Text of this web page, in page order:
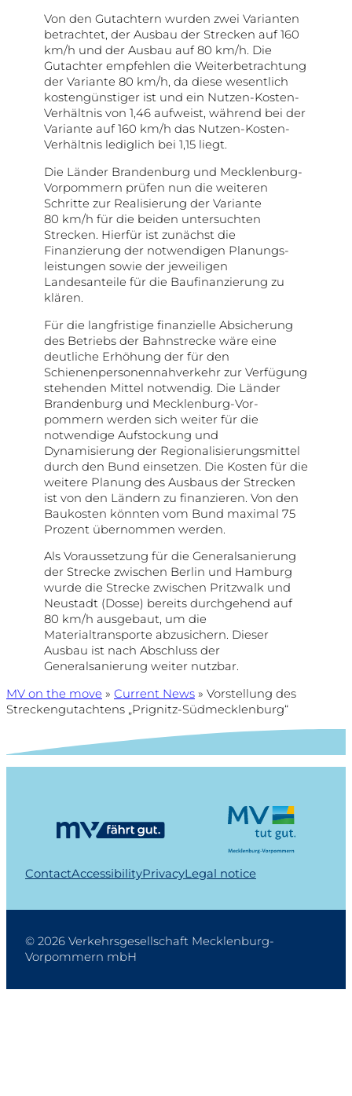
Von den Gutachtern wurden zwei Varianten
betrachtet, der Ausbau der Strecken auf 160
km/h und der Ausbau auf 80 km/h. Die
Gutachter empfehlen die Weiterbetrachtung
der Variante 80 km/h, da diese wesentlich
kostengünstiger ist und ein Nutzen-Kosten-
Verhältnis von 1,46 aufweist, während bei der
Variante auf 160 km/h das Nutzen-Kosten-
Verhältnis lediglich bei 1,15 liegt.
Die Länder Brandenburg und Mecklenburg-
Vorpommern prüfen nun die weiteren
Schritte zur Realisierung der Variante
80 km/h für die beiden untersuchten
Strecken. Hierfür ist zunächst die
Finanzierung der notwendigen Planungs­
leistungen sowie der jeweiligen
Landesanteile für die Bau­finanzierung zu
klären.
Für die langfristige finanzielle Absicherung
des Betriebs der Bahnstrecke wäre eine
deutliche Erhöhung der für den
Schienenpersonennahverkehr zur Verfügung
stehenden Mittel notwendig. Die Länder
Brandenburg und Mecklenburg-Vor­
pommern werden sich weiter für die
notwendige Aufstockung und
Dynamisierung der Regionalisierungsmittel
durch den Bund einsetzen. Die Kosten für die
weitere Planung des Aus­baus der Strecken
ist von den Ländern zu finanzieren. Von den
Baukosten könnten vom Bund maximal 75
Prozent über­nommen werden.
Als Voraussetzung für die Generalsanierung
der Strecke zwischen Berlin und Hamburg
wurde die Strecke zwischen Pritzwalk und
Neustadt (Dosse) bereits durchgehend auf
80 km/h ausgebaut, um die
Materialtransporte abzusichern. Dieser
Ausbau ist nach Abschluss der
Generalsanierung weiter nutzbar.
MV on the move » Current News » Vorstellung des
Streckengutachtens „Prignitz-Südmecklenburg“
ContactAccessibilityPrivacyLegal notice
© 2026 Verkehrsgesellschaft Mecklenburg-
Vorpommern mbH